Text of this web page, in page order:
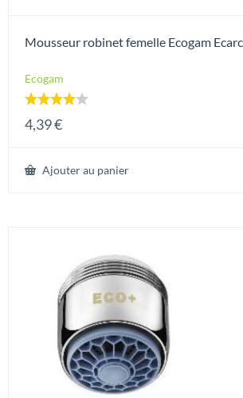
Mousseur robinet femelle Ecogam
Ecogam
4.00
4,39€
Ajouter au panier